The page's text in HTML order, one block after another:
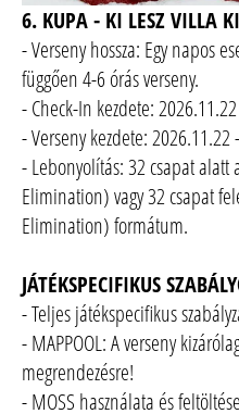
6. KUPA - KI LESZ VILLA
- Verseny hossza: Egy napos
függően 4-6 órás verseny.
- Check-In kezdete:
- Verseny kezdete: 2026.11.22
- Lebonyolítás: 32 csapat
Elimination) vagy 32 csapat
Elimination) formátum.
JÁTÉKSPECIFIKUS
- Teljes játékspecifikus
- MAPPOOL: A verseny
megrendezésre!
- MOSS használata és